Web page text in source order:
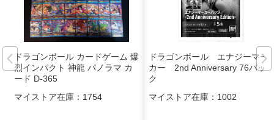
ドラゴンボール カードゲーム 爆
烈インパクト 神龍 パノラマ カ
ード D-365
マイストア在庫： 1754
ドラゴンボール エナジーマー
カー 2nd Anniversary 76パッ
ク
マイストア在庫： 1002